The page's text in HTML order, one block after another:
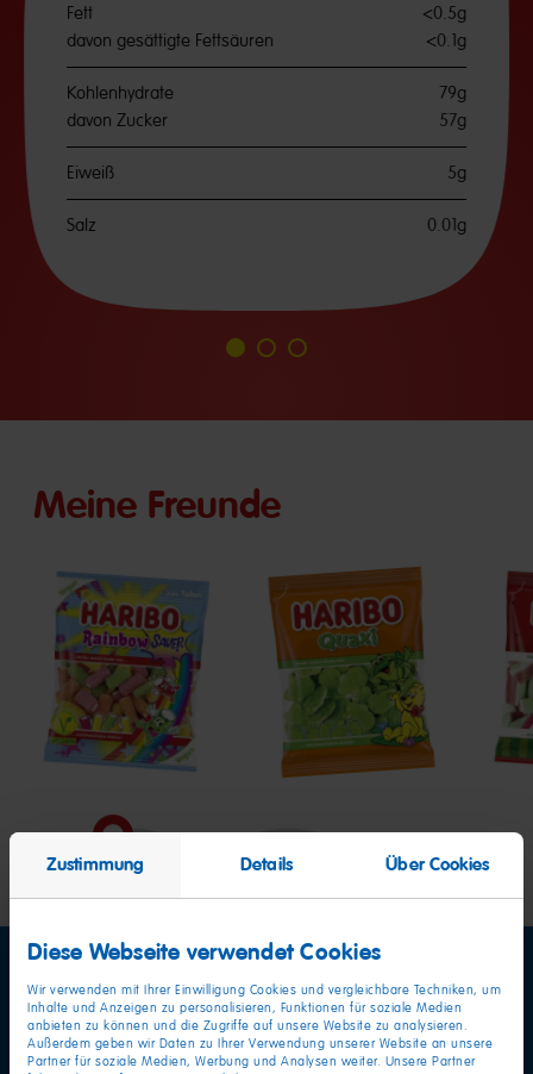
Zustimmung Details Über Cookies
Diese Webseite verwendet Cookies
Wir verwenden mit Ihrer Einwilligung Cookies und vergleichbare Techniken, um
Inhalte und Anzeigen zu personalisieren, Funktionen für soziale Medien
anbieten zu können und die Zugriffe auf unsere Website zu analysieren.
Außerdem geben wir Daten zu Ihrer Verwendung unserer Website an unsere
Partner für soziale Medien, Werbung und Analysen weiter. Unsere Partner
Fett
<0.5g
davon gesättigte Fettsäuren
<0.1g
Kohlenhydrate
79g
davon Zucker
57g
Eiweiß 5g
Salz 0.01g
Go
1
Go
2
Go
3
Meine Freunde
Rainbow Quaxi